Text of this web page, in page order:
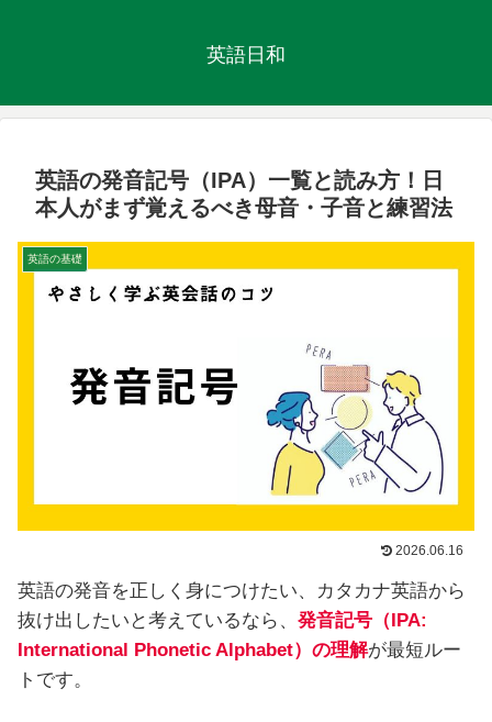
英語日和
英語の発音記号（IPA）一覧と読み方！日
本人がまず覚えるべき母音・子音と練習法
英語の基礎
2026.06.16
英語の発音を正しく身につけたい、カタカナ英語から
抜け出したいと考えているなら、 発音記号（IPA:
International Phonetic Alphabet）の理解が最短ルー
トです。